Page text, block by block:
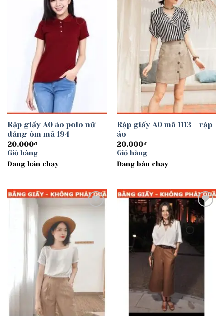
Rập giấy A0 áo polo nữ
dáng ôm mã 194
20.000₫
Giỏ hàng
Đang bán chạy
Add to
wishlist
Rập giấy A0 mã 1113 – rập
áo
20.000₫
Giỏ hàng
Đang bán chạy
Add to
wishlist